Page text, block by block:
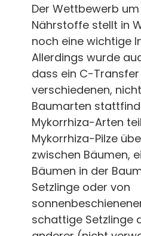
Der Wettbewerb
Nährstoffe stellt in
noch eine wichtige
Allerdings wurde
dass ein C-
verschiedenen,
Baumarten
Mykorrhiza-Arten
Mykorrhiza-Pilze
zwischen Bäumen,
Bäumen in der
Setzlinge oder von
schattige Setzlinge